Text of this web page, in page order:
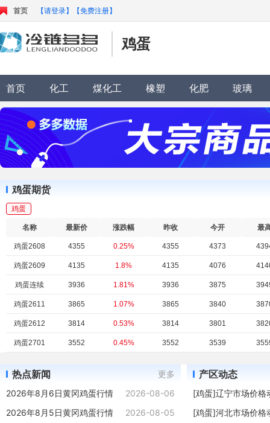
首页 【请登录】 【免费注册】
鸡蛋
首页 化工 煤化工 橡塑 化肥 玻璃
鸡蛋期货
鸡蛋
名称 最新价 涨跌幅 昨收 今开 最
鸡蛋2702 3173 0.28% 3173 3170
鸡蛋2703 3155 0.03%
鸡蛋2704 3214 0.25% 3214 3212
鸡蛋2705 3271
鸡蛋2707
鸡蛋连续
鸡蛋2703 3155 3153
鸡蛋2704 3214 0.25% 3214 3212
鸡蛋2705 3271 0.25% 3271 3265
热点新闻
更多
2026年8月6日黄冈鸡蛋行情
2026-08-06
2026年8月5日黄冈鸡蛋行情
2026-08-05
产区动态
[鸡蛋]辽宁市场价格
[鸡蛋]河北市场价格